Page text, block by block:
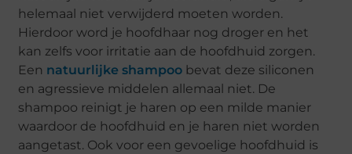
helemaal niet verwijderd moeten worden.
Hierdoor word je hoofdhaar nog droger en het
kan zelfs voor irritatie aan de hoofdhuid zorgen.
Een natuurlijke shampoo bevat deze siliconen
en agressieve middelen allemaal niet. De
shampoo reinigt je haren op een milde manier
waardoor de hoofdhuid en je haren niet worden
aangetast. Ook voor een gevoelige hoofdhuid is